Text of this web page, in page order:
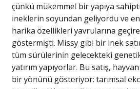
çünkü mükemmel bir yapıya
ineklerin soyundan geliyordu ve
harika özellikleri yavrularına
göstermişti. Missy gibi bir inek
tüm sürülerinin gelecekteki
yatırım yapıyorlar. Bu satış,
bir yönünü gösteriyor: tarımsal